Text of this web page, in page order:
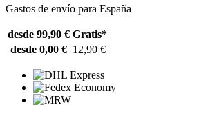
Gastos de envío para España
desde 99,90 € Gratis*
desde 0,00 € 12,90 €